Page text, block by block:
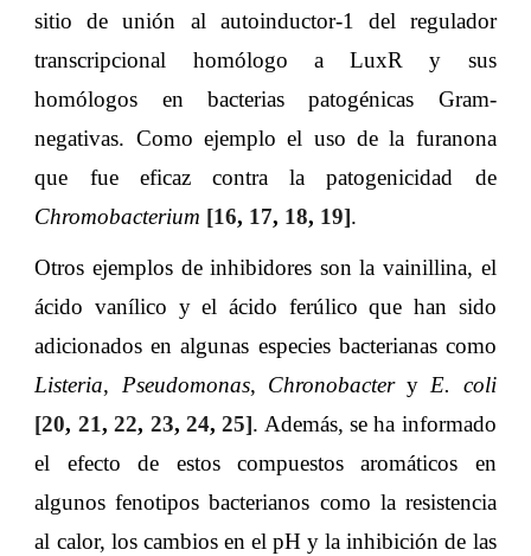
sitio de unión al autoinductor-1 del regulador
transcripcional homólogo a LuxR y sus
homólogos en bacterias patogénicas Gram-
negativas. Como ejemplo el uso de la furanona
que fue eficaz contra la patogenicidad de
Chromobacterium [16, 17, 18, 19].
Otros ejemplos de inhibidores son la vainillina, el
ácido vanílico y el ácido ferúlico que han sido
adicionados en algunas especies bacterianas como
Listeria, Pseudomonas, ChronobacteryE. coli
[20, 21,22, 23, 24,25]. Además, se ha informado
el efecto de estos compuestos aromáticos en
algunos fenotipos bacterianos como la resistencia
al calor, los cambios en el pH y la inhibición de las